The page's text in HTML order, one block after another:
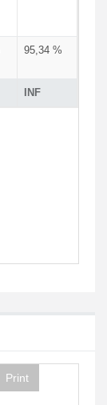
INF
95,34 %
Print